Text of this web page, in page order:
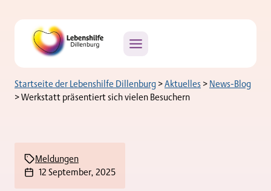
Inhalt
springen
Startseite der Lebenshilfe Dillenburg >Aktuelles >News-Blog
>Werkstatt präsentiert sich vielen Besuchern
Meldungen
12 September, 2025